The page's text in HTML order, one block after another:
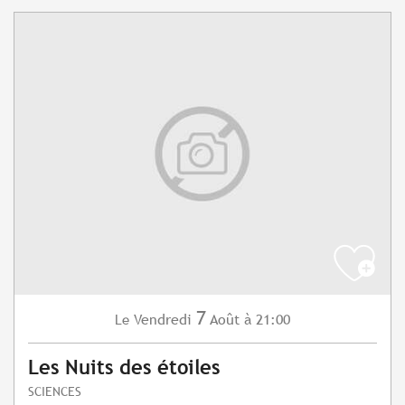
Le Vendredi 7 Août à 21:00
Les Nuits des étoiles
SCIENCES